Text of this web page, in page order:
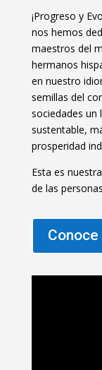
¡Progreso y
nos hemos
maestros del
hermanos
en nuestro
semillas del
sociedades un
sustentable,
prosperidad
Esta es
de las